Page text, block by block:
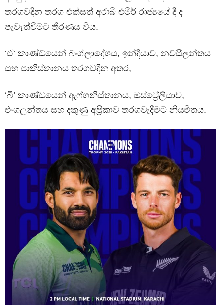
තරගවදින තරග එක්සත් අරාබි එමීර් රාජ්‍යයේ දී ද
පැවැත්වීමට තීරණය විය.
‘ඒ’ කාණ්ඩයෙන් බංග්ලාදේශය, ඉන්දියාව, නවසීලන්තය
සහ පාකිස්තානය තරගවදින අතර,
‘බී’ කාණ්ඩයෙන් ඇෆ්ගනිස්තානය, ඔස්ට්‍රේලියාව,
එංගලන්තය සහ දකුණු අප්‍රිකාව තරගවැදීමට නියමිතය.